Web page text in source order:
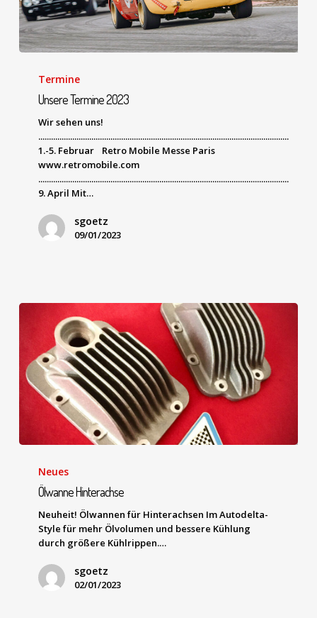
Termine
Unsere Termine 2023
Wir sehen uns!
......................................................................................................................
1.-5. Februar Retro Mobile Messe Paris
www.retromobile.com
......................................................................................................................
9. April Mit…
sgoetz
09/01/2023
Neues
Ölwanne Hinterachse
Neuheit! Ölwannen für Hinterachsen Im Autodelta-
Style für mehr Ölvolumen und bessere Kühlung
durch größere Kühlrippen.…
sgoetz
02/01/2023